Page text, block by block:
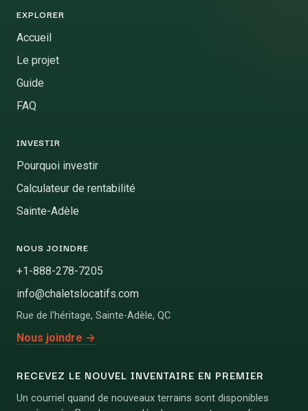
EXPLORER
Accueil
Le projet
Guide
FAQ
INVESTIR
Pourquoi investir
Calculateur de rentabilité
Sainte-Adèle
NOUS JOINDRE
+1-888-278-7205
info@chaletslocatifs.com
Rue de l'héritage, Sainte-Adèle, QC
Nous joindre →
RECEVEZ LE NOUVEL INVENTAIRE EN PREMIER
Un courriel quand de nouveaux terrains sont disponibles